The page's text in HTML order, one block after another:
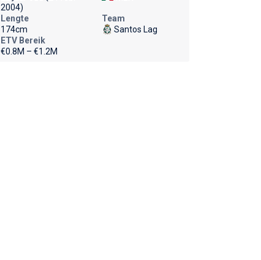
2004)
Lengte
174cm
Team
Santos Lag
ETV Bereik
€0.8M – €1.2M